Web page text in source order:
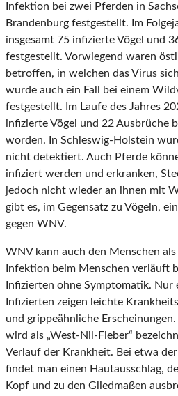
Infektion bei zwei Pferden in
Brandenburg festgestellt. Im
insgesamt 75 infizierte Vögel und
festgestellt. Vorwiegend waren
betroffen, in welchen das Virus
wurde auch ein Fall bei einem
festgestellt. Im Laufe des Jahres
infizierte Vögel und 22 Ausbrüche
worden. In Schleswig-Holstein
nicht detektiert. Auch Pferde
infiziert werden und erkranken,
jedoch nicht wieder an ihnen mit
gibt es, im Gegensatz zu Vögeln,
gegen WNV.
WNV kann auch den Menschen
Infektion beim Menschen verläuft
Infizierten ohne Symptomatik.
Infizierten zeigen leichte
und grippeähnliche
wird als „West-Nil-Fieber“
Verlauf der Krankheit. Bei etwa
findet man einen Hautausschlag,
Kopf und zu den Gliedmaßen